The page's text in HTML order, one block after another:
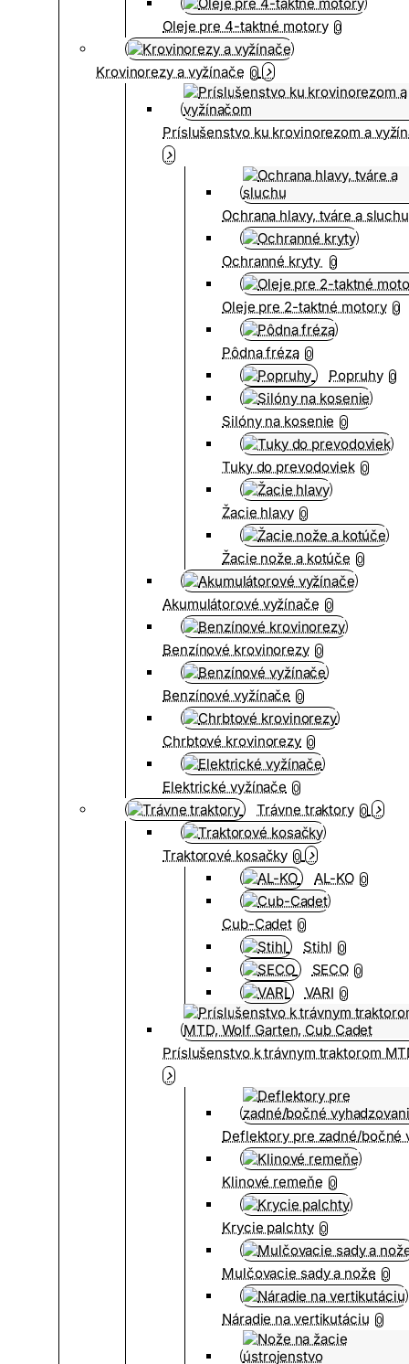
Oleje pre 4-taktné motory 0
Krovinorezy a vyžínače 0
Príslušenstvo ku krovinorezom a
Ochrana hlavy, tváre a sluchu
Ochranné kryty 0
Oleje pre 2-taktné motory 0
Pôdna fréza 0
Popruhy 0
Silóny na kosenie 0
Tuky do prevodoviek 0
Žacie hlavy 0
Žacie nože a kotúče 0
Akumulátorové vyžínače 0
Benzínové krovinorezy 0
Benzínové vyžínače 0
Chrbtové krovinorezy 0
Elektrické vyžínače 0
Trávne traktory 0
Traktorové kosačky 0
AL-KO 0
Cub-Cadet 0
Stihl 0
SECO 0
VARI 0
Príslušenstvo k trávnym traktorom
Deflektory pre zadné/bočné
Klinové remeňe 0
Krycie palchty 0
Mulčovacie sady a nože 0
Náradie na vertikutáciu 0